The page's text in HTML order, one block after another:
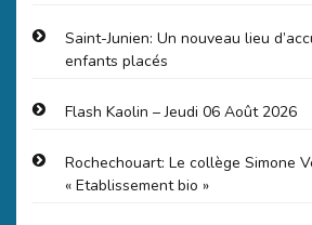
Saint-Junien: Un nouveau lieu
enfants placés
Flash Kaolin – Jeudi 06 Août 2026
Rochechouart: Le collège Simone
« Etablissement bio »